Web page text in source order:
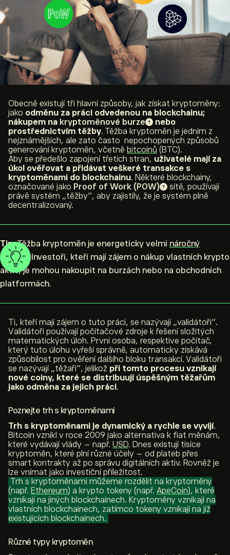
Obecně existují tři hlavní způsoby, jak získat kryptoměny:
jako odměnu za práci odvedenou na blockchainu;
nákupem na kryptoměnové burze
nebo
prostřednictvím těžby. Těžba kryptoměn je jedním z
nejznámějších, ale zato často nepochopených způsobů
generování kryptoměn, včetně bitcoinů (BTC).
Aby se předešlo zapojení třetích stran, uživatelé mají za
úkol ověřovat a přidávat veškeré transakce s
kryptoměnami do blockchainu. Některé blockchainy,
označované jako Proof of Work (POW)
sítě, používají
právě systém „těžby“, aby zajistily, že je systém plně
decentralizovaný.
Tip:Těžba kryptoměn je energeticky velmi náročný
proces . Investoři, kteří mají zájem o nákup vlastních krypto
aktiv, je mohou nakoupit na burzách nebo na obchodních
platformách.
Ti, kteří mají zájem o tuto práci, se nazývají „validátoři“.
Validátoři používají počítačové zdroje k řešení složitých
matematických úloh. První osoba, respektive počítač,
který tuto úlohu vyřeší správně, automaticky získává
způsobilost pro ověření dalšího bloku transakcí. Validátoři
se nazývají „těžaři“, jelikož při tomto procesu vznikají
nové coiny, které se distribuují úspěšným těžařům
jako odměna za jejich práci.
Poznejte trh s kryptoměnami
Trh s kryptoměnami je dynamický a rychle se vyvíjí.
Bitcoin vznikl v roce 2009 jako alternativa k fiat měnám,
které vydávají vlády – např. USD. Dnes existují tisíce
kryptoměn, které plní různé účely – od plateb přes
smart kontrakty až po správu digitálních aktiv. Rovněž je
lze vnímat jako investiční příležitost.
Trh s kryptoměnami můžeme rozdělit na kryptoměny
(např. Ethereum) a krypto tokeny (např. ApeCoin), které
vznikají na jiných blockchainech. Kryptoměny vznikají na
vlastních blockchainech, zatímco tokeny vznikají na již
existujících blockchainech.
Různé typy kryptoměn